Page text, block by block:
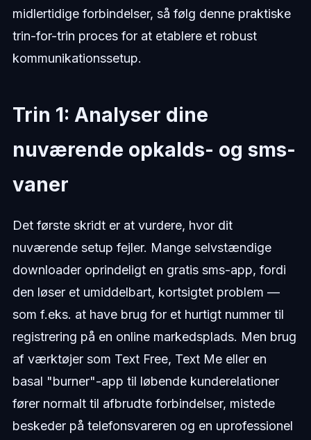
midlertidige forbindelser, så følg denne praktiske
trin-for-trin proces for at etablere et robust
kommunikationssetup.
Trin 1: Analyser dine
nuværende opkalds- og sms-
vaner
Det første skridt er at vurdere, hvor dit
nuværende setup fejler. Mange selvstændige
downloader oprindeligt en gratis sms-app, fordi
den løser et umiddelbart, kortsigtet problem —
som f.eks. at have brug for et hurtigt nummer til
registrering på en online markedsplads. Men brug
af værktøjer som Text Free, Text Me eller en
basal "burner"-app til løbende kunderelationer
fører normalt til afbrudte forbindelser, mistede
beskeder på telefonsvareren og en uprofessionel